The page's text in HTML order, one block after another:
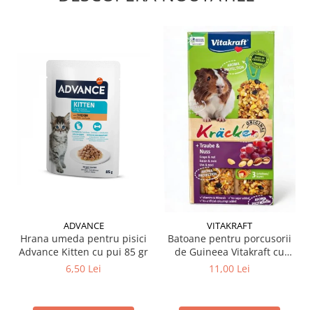
ADVANCE
Hrana umeda pentru pisici
Advance Kitten cu pui 85 gr
6,50 Lei
VITAKRAFT
Batoane pentru porcusorii
de Guineea Vitakraft cu
struguri & nuci 2 buc
11,00 Lei